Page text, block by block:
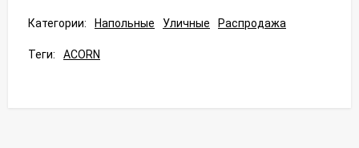
Категории: Напольные Уличные Распродажа
Теги: ACORN